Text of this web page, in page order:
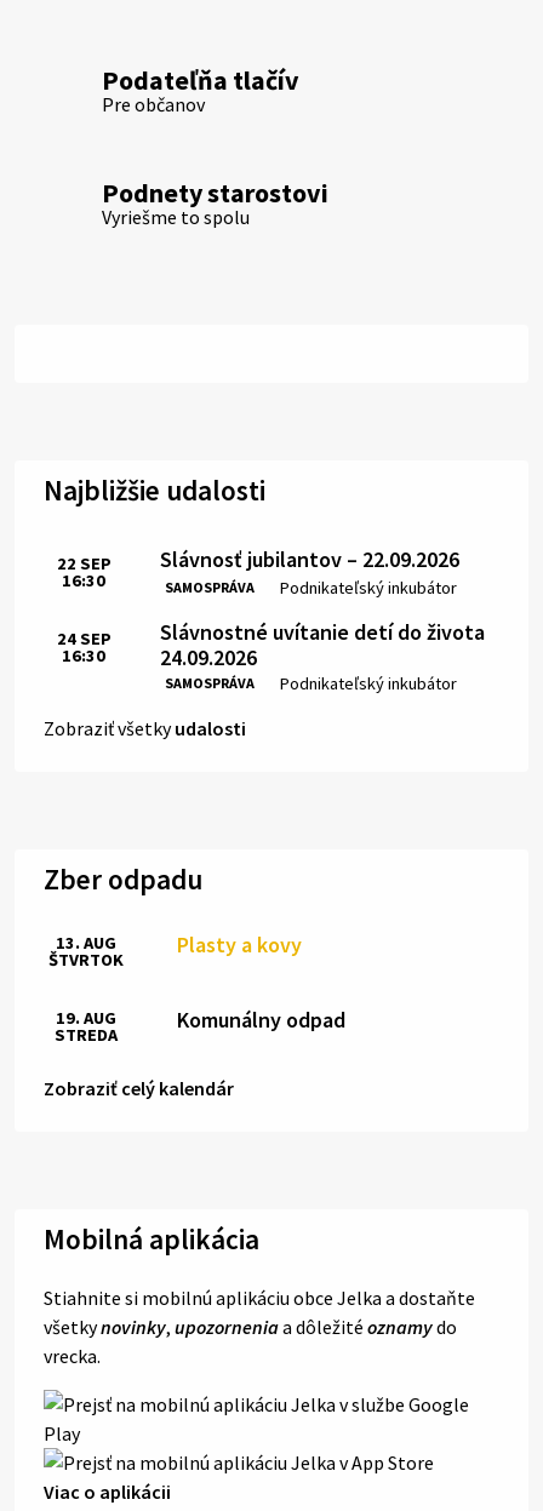
Podateľňa tlačív
Pre občanov
Podnety starostovi
Vyriešme to spolu
Najbližšie udalosti
Slávnosť jubilantov – 22.09.2026
SAMOSPRÁVA Miesto:
Podnikateľský inkubátor
Čas:
22 SEP
16:30
Slávnostné uvítanie detí do života
24.09.2026
SAMOSPRÁVA Miesto:
Podnikateľský inkubátor
Čas:
24SEP
16:30
Zobraziť všetkyudalosti
Zber odpadu
Plasty a kovy
13. AUG
ŠTVRTOK
Komunálny odpad
19. AUG
STREDA
Zobraziť celý kalendár
Mobilná aplikácia
Stiahnite si mobilnú aplikáciu obce Jelka a dostaňte
všetkynovinky, upozorneniaa dôležité oznamydo
vrecka.
Viac o aplikácii